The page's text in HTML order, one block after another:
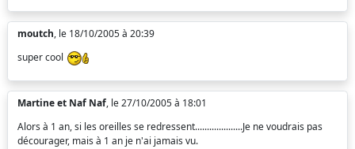
moutch, le 18/10/2005 à 20:39
super cool
Martine et Naf Naf, le 27/10/2005 à 18:01
Alors à 1 an, si les oreilles se redressent....................Je ne voudrais pas
décourager, mais à 1 an je n'ai jamais vu.